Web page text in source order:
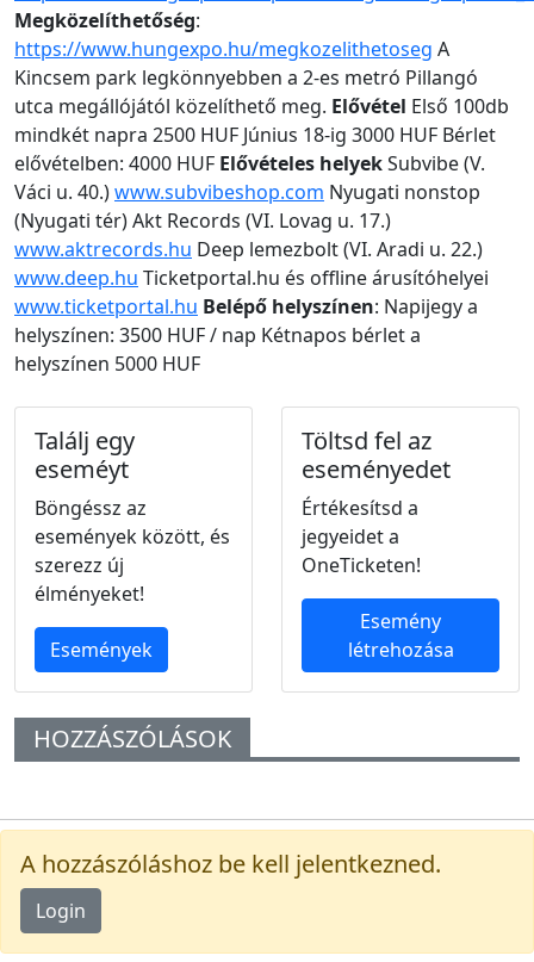
Megközelíthetőség:
https://www.hungexpo.hu/megkozelithetoseg A
Kincsem park legkönnyebben a 2-es metró Pillangó
utca megállójától közelíthető meg. Elővétel Első 100db
mindkét napra 2500 HUF Június 18-ig 3000 HUF Bérlet
elővételben: 4000 HUF Elővételes helyekSubvibe (V.
Váci u. 40.)www.subvibeshop.com Nyugati nonstop
(Nyugati tér) Akt Records (VI. Lovag u. 17.)
www.aktrecords.hu Deep lemezbolt (VI. Aradi u. 22.)
www.deep.hu Ticketportal.hu és offline árusítóhelyei
www.ticketportal.hu Belépő helyszínen: Napijegy a
helyszínen: 3500 HUF / nap Kétnapos bérlet a
helyszínen 5000 HUF
Találj egy
eseméyt
Böngéssz az
események között, és
szerezz új
élményeket!
Események
Töltsd fel az
eseményedet
Értékesítsd a
jegyeidet a
OneTicketen!
Esemény
létrehozása
HOZZÁSZÓLÁSOK
A hozzászóláshoz be kell jelentkezned.
Login